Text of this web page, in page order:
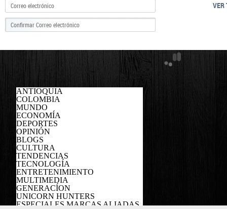
VER
ANTIOQUIA
COLOMBIA
MUNDO
ECONOMÍA
DEPORTES
OPINIÓN
BLOGS
CULTURA
TENDENCIAS
TECNOLOGÍA
ENTRETENIMIENTO
MULTIMEDIA
GENERACÍON
UNICORN HUNTERS
ESPECIALES MARCAS ALIADAS